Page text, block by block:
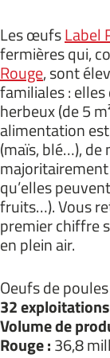
Les œufsLabel
fermières qui,
Rouge, sont
familiales :
herbeux (de 5
alimentation
(maïs, blé…), de
qu’elles
fruits…). Vous
premier chiffre
en plein air.
Oeufs de
32 exploitations
Volume de
Rouge :36,8